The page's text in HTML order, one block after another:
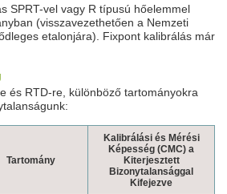
SPRT-vel vagy R típusú hőelemmel
(visszavezethetően a Nemzeti
etalonjára). Fixpont kalibrálás már
és RTD-re, különböző tartományokra
Tartomány
Kalibrálási és Mérési
Képesség (CMC) a
Kiterjesztett
Bizonytalansággal
Kifejezve